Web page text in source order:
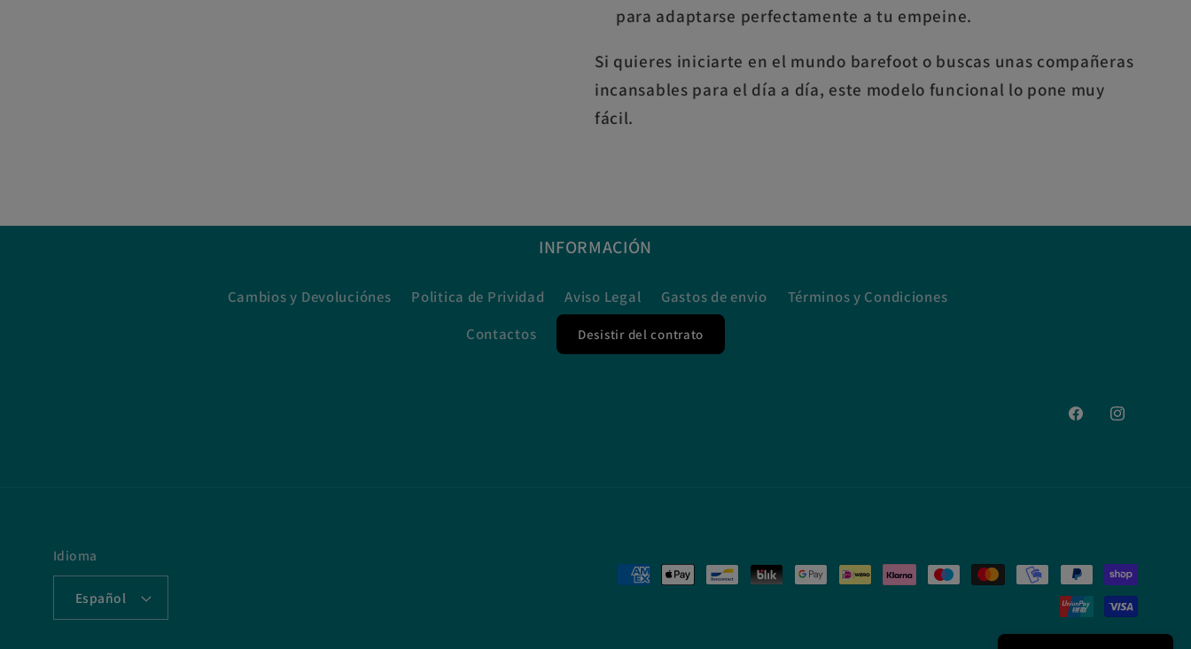
para adaptarse perfectamente a tu empeine.
Si quieres iniciarte en el mundo barefoot o buscas unas compañeras
incansables para el día a día, este modelo funcional lo pone muy
fácil.
INFORMACIÓN
Cambios y Devoluciónes Politica de Prividad Aviso Legal Gastos de envio
Términos y Condiciones
Contactos
Desistir del contrato
FacebookInstagram
Idioma
Español
Formas